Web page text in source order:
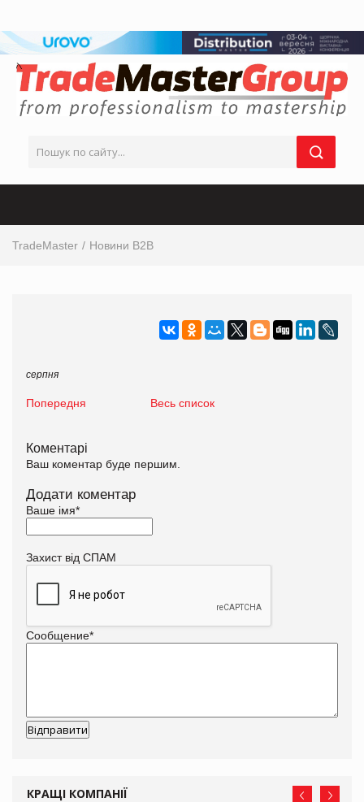
TradeMaster Новини B2B
серпня
Попередня Весь список
Коментарі
Ваш коментар буде першим.
Додати коментар
Ваше імя*
Захист від СПАМ
Сообщение*
КРАЩІ КОМПАНІЇ